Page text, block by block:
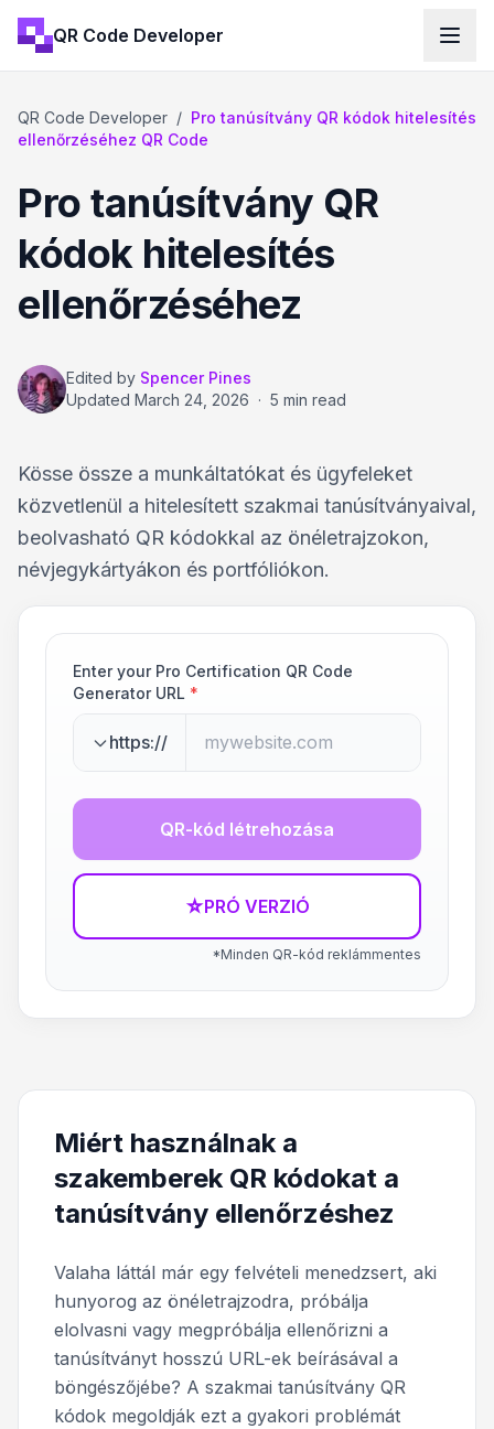
QR Code Developer
QR Code Developer / Pro tanúsítvány QR kódok hitelesítés
ellenőrzéséhez QR Code
Pro tanúsítvány QR
kódok hitelesítés
ellenőrzéséhez
Edited by Spencer Pines
Updated March 24, 2026 · 5 min read
Kösse össze a munkáltatókat és ügyfeleket
közvetlenül a hitelesített szakmai tanúsítványaival,
beolvasható QR kódokkal az önéletrajzokon,
névjegykártyákon és portfóliókon.
Enter your Pro Certification QR Code
Generator URL *
https://
QR-kód létrehozása
☆PRÓ VERZIÓ
*Minden QR-kód reklámmentes
Miért használnak a
szakemberek QR kódokat a
tanúsítvány ellenőrzéshez
Valaha láttál már egy felvételi menedzsert, aki
hunyorog az önéletrajzodra, próbálja
elolvasni vagy megpróbálja ellenőrizni a
tanúsítványt hosszú URL-ek beírásával a
böngészőjébe? A szakmai tanúsítvány QR
kódok megoldják ezt a gyakori problémát